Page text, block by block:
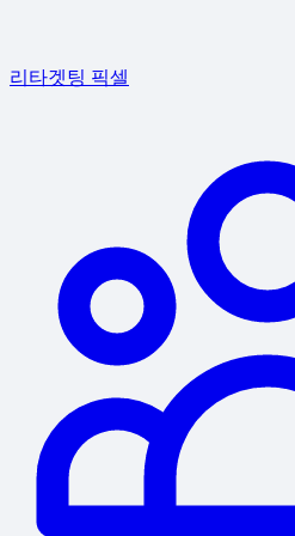
리타겟팅 픽셀